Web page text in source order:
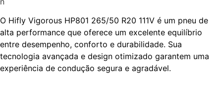
O Hifly Vigorous HP801 265/50 R20 111V é um pneu de
alta performance que oferece um excelente equilíbrio
entre desempenho, conforto e durabilidade. Sua
tecnologia avançada e design otimizado garantem uma
experiência de condução segura e agradável.